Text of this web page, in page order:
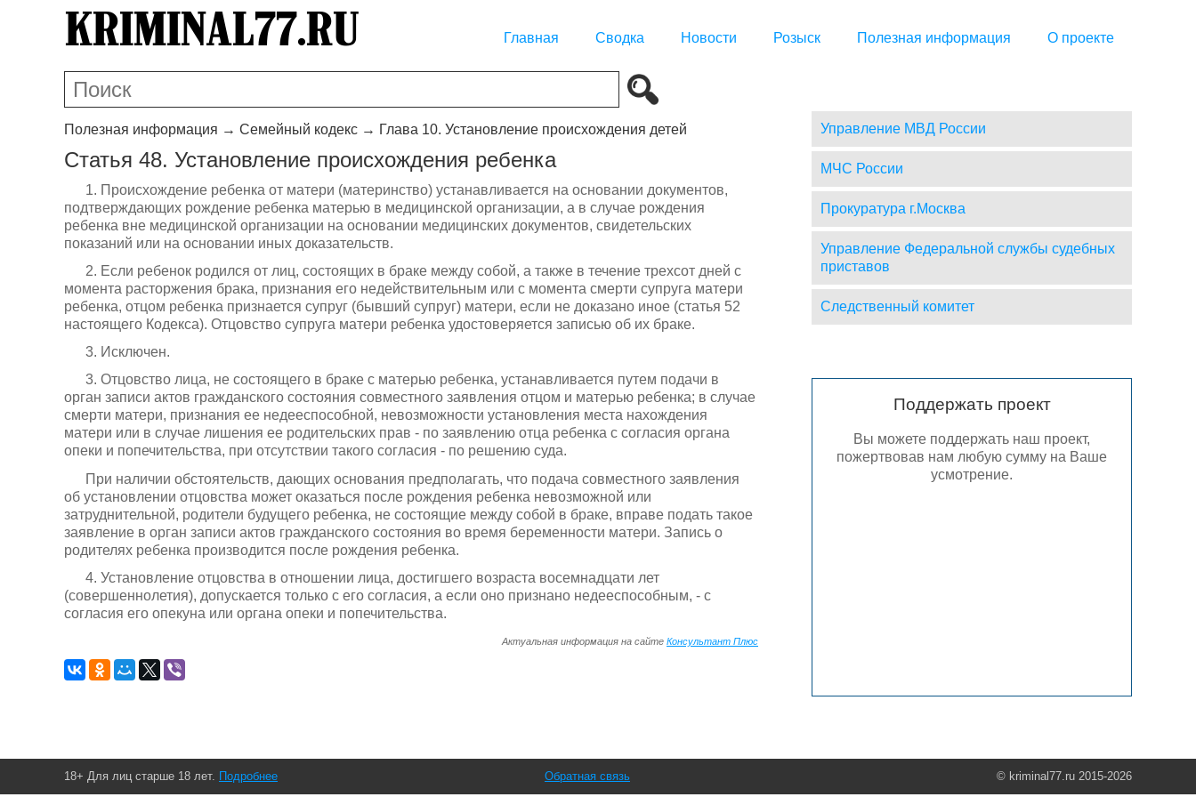
Главная Сводка Новости Розыск Полезная информация О проекте
Полезная информация → Семейный кодекс → Глава 10. Установление происхождения детей
Статья 48. Установление происхождения ребенка
1. Происхождение ребенка от матери (материнство) устанавливается на основании документов,
подтверждающих рождение ребенка матерью в медицинской организации, а в случае рождения
ребенка вне медицинской организации на основании медицинских документов, свидетельских
показаний или на основании иных доказательств.
2. Если ребенок родился от лиц, состоящих в браке между собой, а также в течение трехсот дней с
момента расторжения брака, признания его недействительным или с момента смерти супруга матери
ребенка, отцом ребенка признается супруг (бывший супруг) матери, если не доказано иное (статья 52
настоящего Кодекса). Отцовство супруга матери ребенка удостоверяется записью об их браке.
3. Исключен.
3. Отцовство лица, не состоящего в браке с матерью ребенка, устанавливается путем подачи в
орган записи актов гражданского состояния совместного заявления отцом и матерью ребенка; в случае
смерти матери, признания ее недееспособной, невозможности установления места нахождения
матери или в случае лишения ее родительских прав - по заявлению отца ребенка с согласия органа
опеки и попечительства, при отсутствии такого согласия - по решению суда.
При наличии обстоятельств, дающих основания предполагать, что подача совместного заявления
об установлении отцовства может оказаться после рождения ребенка невозможной или
затруднительной, родители будущего ребенка, не состоящие между собой в браке, вправе подать такое
заявление в орган записи актов гражданского состояния во время беременности матери. Запись о
родителях ребенка производится после рождения ребенка.
4. Установление отцовства в отношении лица, достигшего возраста восемнадцати лет
(совершеннолетия), допускается только с его согласия, а если оно признано недееспособным, - с
согласия его опекуна или органа опеки и попечительства.
Актуальная информация на сайте Консультант Плюс
Управление МВД России
МЧС России
Прокуратура г.Москва
Управление Федеральной службы судебных
приставов
Следственный комитет
Поддержать проект
Вы можете поддержать наш проект,
пожертвовав нам любую сумму на Ваше
усмотрение.
18+ Для лиц старше 18 лет. Подробнее © kriminal77.ru 2015-2026
Обратная связь